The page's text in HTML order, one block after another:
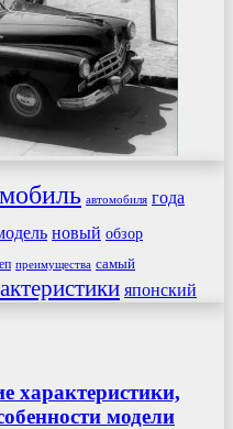
автомобиля года
новый обзор
преимущества самый
японский
характеристики,
модели